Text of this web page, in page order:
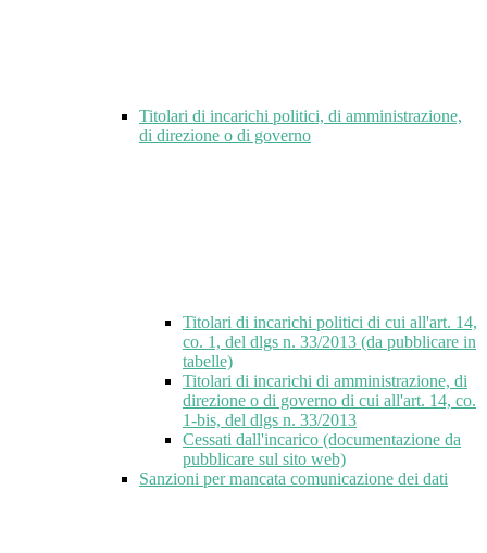
Titolari di incarichi politici, di amministrazione,
di direzione o di governo
Titolari di incarichi politici di cui all'art. 14,
co. 1, del dlgs n. 33/2013 (da pubblicare in
tabelle)
Titolari di incarichi di amministrazione, di
direzione o di governo di cui all'art. 14, co.
1-bis, del dlgs n. 33/2013
Cessati dall'incarico (documentazione da
pubblicare sul sito web)
Sanzioni per mancata comunicazione dei dati